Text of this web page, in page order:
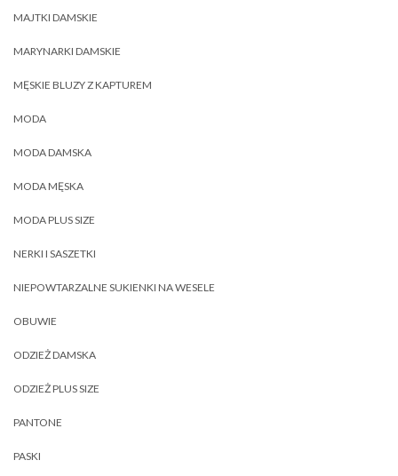
MAJTKI DAMSKIE
MARYNARKI DAMSKIE
MĘSKIE BLUZY Z KAPTUREM
MODA
MODA DAMSKA
MODA MĘSKA
MODA PLUS SIZE
NERKI I SASZETKI
NIEPOWTARZALNE SUKIENKI NA WESELE
OBUWIE
ODZIEŻ DAMSKA
ODZIEŻ PLUS SIZE
PANTONE
PASKI